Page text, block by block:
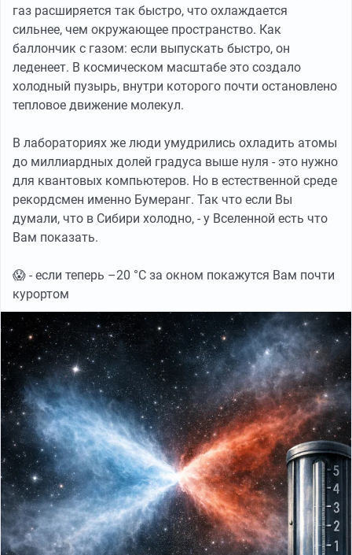
газ расширяется так быстро, что охлаждается
сильнее, чем окружающее пространство. Как
баллончик с газом: если выпускать быстро, он
леденеет. В космическом масштабе это создало
холодный пузырь, внутри которого почти остановлено
тепловое движение молекул.
В лабораториях же люди умудрились охладить атомы
до миллиардных долей градуса выше нуля - это нужно
для квантовых компьютеров. Но в естественной среде
рекордсмен именно Бумеранг. Так что если Вы
думали, что в Сибири холодно, - у Вселенной есть что
Вам показать.
😱 - если теперь –20 °C за окном покажутся Вам почти
курортом